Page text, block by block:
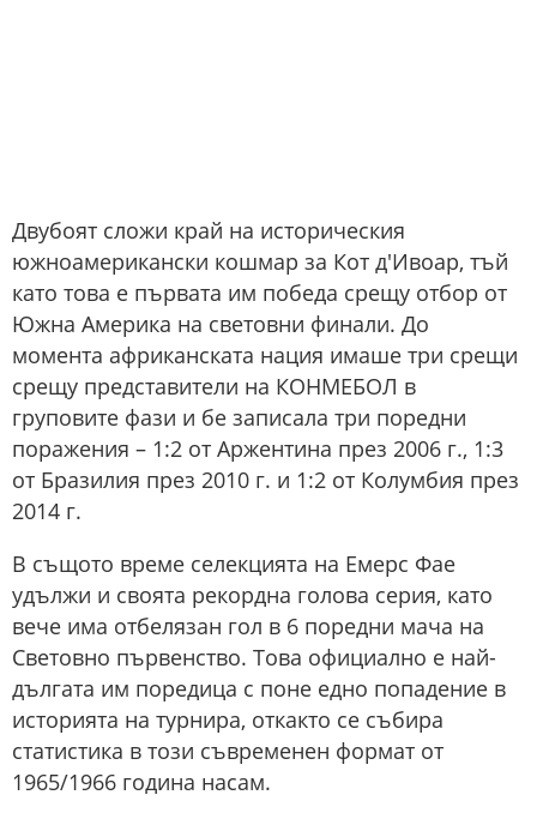
Двубоят сложи край на историческия
южноамерикански кошмар за Кот д'Ивоар, тъй
като това е първата им победа срещу отбор от
Южна Америка на световни финали. До
момента африканската нация имаше три срещи
срещу представители на КОНМЕБОЛ в
груповите фази и бе записала три поредни
поражения – 1:2 от Аржентина през 2006 г., 1:3
от Бразилия през 2010 г. и 1:2 от Колумбия през
2014 г.
В същото време селекцията на Емерс Фае
удължи и своята рекордна голова серия, като
вече има отбелязан гол в 6 поредни мача на
Световно първенство. Това официално е най-
дългата им поредица с поне едно попадение в
историята на турнира, откакто се събира
статистика в този съвременен формат от
1965/1966 година насам.